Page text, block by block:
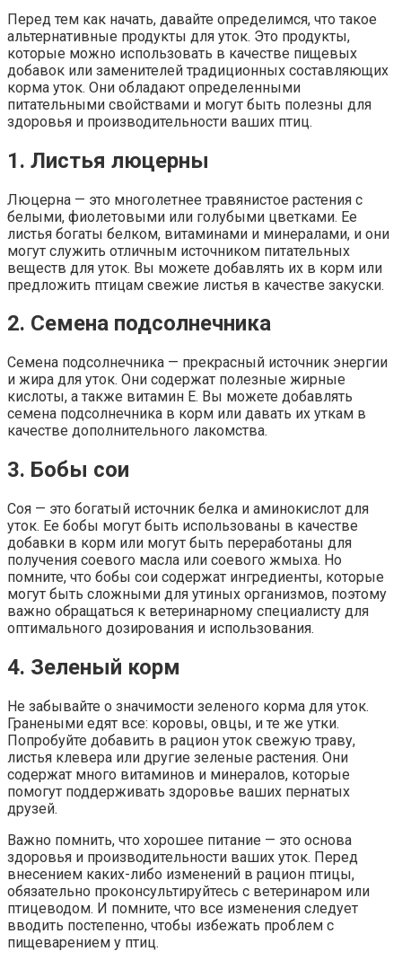
Перед тем как начать, давайте определимся, что такое
альтернативные продукты для уток. Это продукты,
которые можно использовать в качестве пищевых
добавок или заменителей традиционных составляющих
корма уток. Они обладают определенными
питательными свойствами и могут быть полезны для
здоровья и производительности ваших птиц.
1. Листья люцерны
Люцерна — это многолетнее травянистое растения с
белыми, фиолетовыми или голубыми цветками. Ее
листья богаты белком, витаминами и минералами, и они
могут служить отличным источником питательных
веществ для уток. Вы можете добавлять их в корм или
предложить птицам свежие листья в качестве закуски.
2. Семена подсолнечника
Семена подсолнечника — прекрасный источник энергии
и жира для уток. Они содержат полезные жирные
кислоты, а также витамин Е. Вы можете добавлять
семена подсолнечника в корм или давать их уткам в
качестве дополнительного лакомства.
3. Бобы сои
Соя — это богатый источник белка и аминокислот для
уток. Ее бобы могут быть использованы в качестве
добавки в корм или могут быть переработаны для
получения соевого масла или соевого жмыха. Но
помните, что бобы сои содержат ингредиенты, которые
могут быть сложными для утиных организмов, поэтому
важно обращаться к ветеринарному специалисту для
оптимального дозирования и использования.
4. Зеленый корм
Не забывайте о значимости зеленого корма для уток.
Гранеными едят все: коровы, овцы, и те же утки.
Попробуйте добавить в рацион уток свежую траву,
листья клевера или другие зеленые растения. Они
содержат много витаминов и минералов, которые
помогут поддерживать здоровье ваших пернатых
друзей.
Важно помнить, что хорошее питание — это основа
здоровья и производительности ваших уток. Перед
внесением каких-либо изменений в рацион птицы,
обязательно проконсультируйтесь с ветеринаром или
птицеводом. И помните, что все изменения следует
вводить постепенно, чтобы избежать проблем с
пищеварением у птиц.